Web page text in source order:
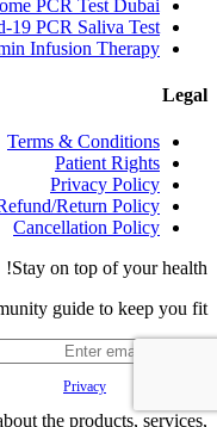
PCR Test Dubai
19 PCR Saliva Test
Infusion Therapy
Legal
Terms & Conditions
Patient Rights
Privacy Policy
Return Policy
Cancellation Policy
Stay on top of your health!
guide to keep you fit.
Privacy
the products, services,